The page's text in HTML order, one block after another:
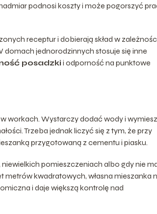
podnosi koszty i może pogorszyć
receptur i dobierają skład w
jednorodzinnych stosuje się inne
posadzki i odporność na punktowe
workach. Wystarczy dodać wody i
Trzeba jednak liczyć się z tym, że przy
przygotowaną z cementu i piasku.
pomieszczeniach albo gdy nie
metrów kwadratowych, własna mieszanka
i daje większą kontrolę nad